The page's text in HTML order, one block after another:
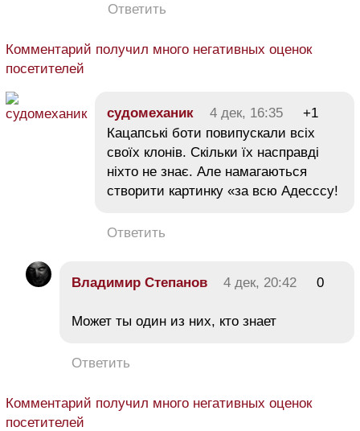
Ответить
Комментарий получил много негативных оценок
посетителей
судомеханик 4 дек, 16:35
+1
Кацапські боти повипускали всіх
своїх клонів. Скільки їх насправді
ніхто не знає. Але намагаються
створити картинку «за всю Адесссу!
Ответить
Владимир Степанов 4 дек, 20:42 0
Может ты один из них, кто знает
Ответить
Комментарий получил много негативных оценок
посетителей